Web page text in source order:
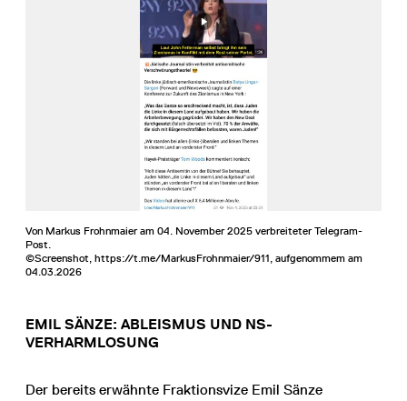
Von Markus Frohnmaier am 04. November 2025 verbreiteter Telegram-
Post.
©Screenshot, https://t.me/MarkusFrohnmaier/911, aufgenommem am
04.03.2026
EMIL SÄNZE: ABLEISMUS UND NS-
VERHARMLOSUNG
Der bereits erwähnte Fraktionsvize Emil Sänze